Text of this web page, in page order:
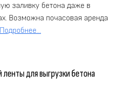
заливку бетона даже в
Возможна почасовая аренда
Подробнее...
для выгрузки бетона